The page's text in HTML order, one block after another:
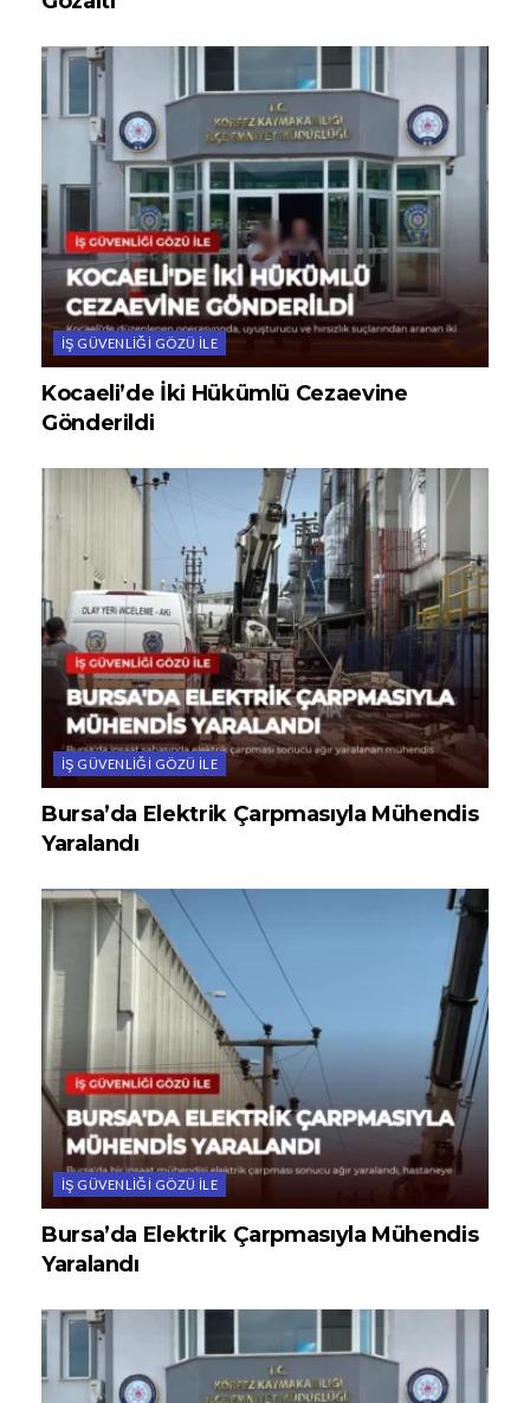
İŞ GÜVENLIĞI GÖZÜ ILE
Kocaeli’de İki Hükümlü Cezaevine
Gönderildi
İŞ GÜVENLIĞI GÖZÜ ILE
Bursa’da Elektrik Çarpmasıyla Mühendis
Yaralandı
İŞ GÜVENLIĞI GÖZÜ ILE
Bursa’da Elektrik Çarpmasıyla Mühendis
Yaralandı